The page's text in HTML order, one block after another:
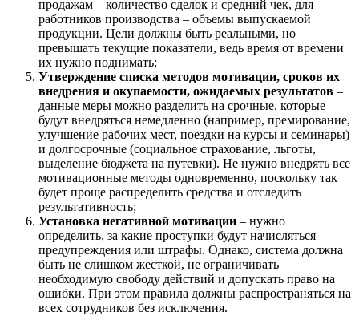
продажам – количество сделок и средний чек, для
работников производства – объемы выпускаемой
продукции. Цели должны быть реальными, но
превышать текущие показатели, ведь время от времени
их нужно поднимать;
Утверждение списка методов мотивации, сроков их
внедрения и окупаемости, ожидаемых результатов –
данные меры можно разделить на срочные, которые
будут внедряться немедленно (например, премирование,
улучшение рабочих мест, поездки на курсы и семинары)
и долгосрочные (социальное страхование, льготы,
выделение бюджета на путевки). Не нужно внедрять все
мотивационные методы одновременно, поскольку так
будет проще распределить средства и отследить
результативность;
Установка негативной мотивации – нужно
определить, за какие проступки будут начисляться
предупреждения или штрафы. Однако, система должна
быть не слишком жесткой, не ограничивать
необходимую свободу действий и допускать право на
ошибки. При этом правила должны распространяться на
всех сотрудников без исключения.